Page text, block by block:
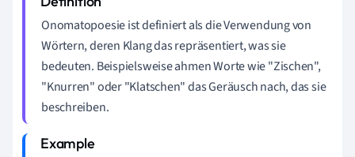
Onomatopoesie ist definiert als die Verwendung von
Wörtern, deren Klang das repräsentiert, was sie
bedeuten. Beispielsweise ahmen Worte wie "Zischen",
"Knurren" oder "Klatschen" das Geräusch nach, das sie
beschreiben.